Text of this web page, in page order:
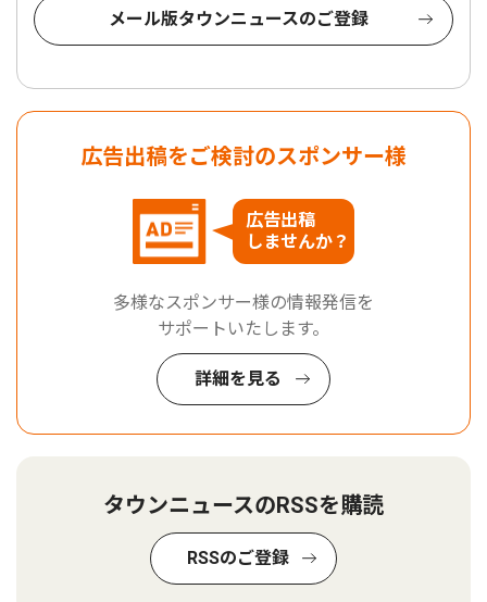
メール版タウンニュースのご登録
広告出稿をご検討のスポンサー様
広告出稿
しませんか？
多様なスポンサー様の情報発信を
サポートいたします。
詳細を見る
タウンニュースのRSSを購読
RSSのご登録